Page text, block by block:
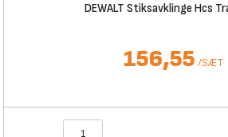
DEWALT Stiksavklinge Hcs
156,55 /SÆT